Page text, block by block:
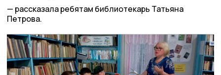
рассказала ребятам библиотекарь Татьяна
Петрова.